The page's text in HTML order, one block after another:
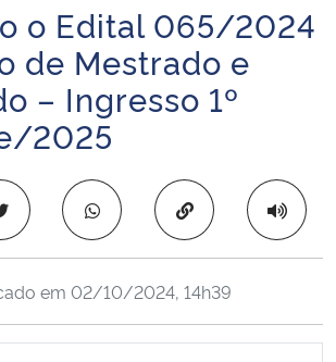
Pecuária e Abastecimento
o Edital 065/2024
de Mestrado e
– Ingresso 1º
2025
Copiar para área
em 02/10/2024, 14h39